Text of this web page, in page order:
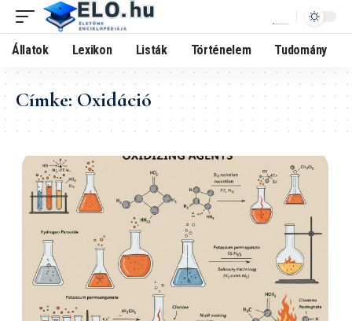
Állatok Lexikon Listák Történelem Tudomány
Címke:Oxidáció